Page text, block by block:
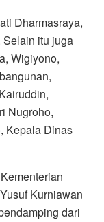
Dharmasraya,
itu juga
Wigiyono,
Nugroho,
Kepala Dinas
Kurniawan
dari